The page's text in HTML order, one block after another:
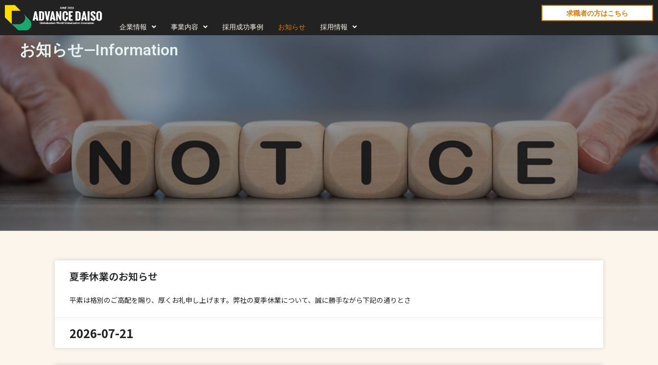
内
容
を
ッ
プ
企業情報 事業内容 採用成功事例 お知らせ 採用情報
求職者の方はこちら
お知らせ—Information
夏季休業のお知らせ
平素は格別のご高配を賜り、厚くお礼申し上げます。弊社の夏季休業について、誠に勝手ながら下記の通りとさ
2026-07-21